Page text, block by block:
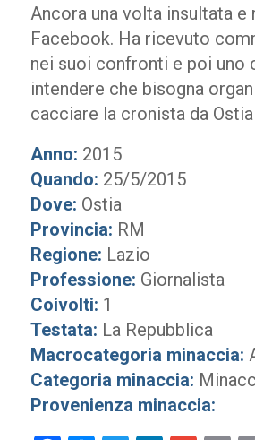
Ancora una volta insultata e
Facebook. Ha ricevuto
nei suoi confronti e poi uno
intendere che bisogna
cacciare la cronista da Ostia
Anno: 2015
Quando: 25/5/2015
Dove: Ostia
Provincia: RM
Regione: Lazio
Professione: Giornalista
Coivolti: 1
Testata: La Repubblica
Macrocategoria minaccia:
Categoria minaccia:
Provenienza minaccia: